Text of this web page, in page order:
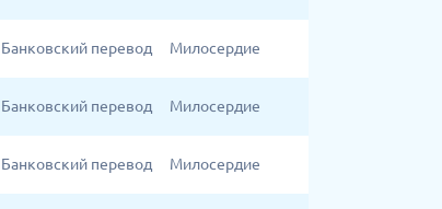
Банковский перевод Милосердие
Банковский перевод Милосердие
Банковский перевод Милосердие